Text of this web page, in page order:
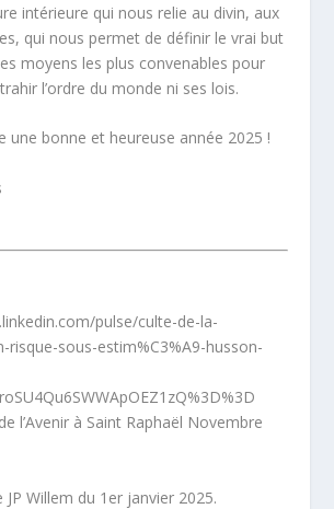
intérieure qui nous relie au divin, aux
qui nous permet de définir le vrai but
moyens les plus convenables pour
l’ordre du monde ni ses lois.
une bonne et heureuse année 2025 !
pulse/culte-de-la-
risque-sous-estim%C3%A9-husson-
l’Avenir à Saint Raphaël Novembre
Willem du 1 er janvier 2025.